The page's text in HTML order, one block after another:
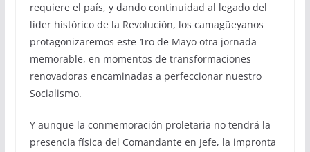
requiere el país, y dando continuidad al legado del
líder histórico de la Revolución, los camagüeyanos
protagonizaremos este 1ro de Mayo otra jornada
memorable, en momentos de transformaciones
renovadoras encaminadas a perfeccionar nuestro
Socialismo.
Y aunque la conmemoración proletaria no tendrá la
presencia física del Comandante en Jefe, la impronta